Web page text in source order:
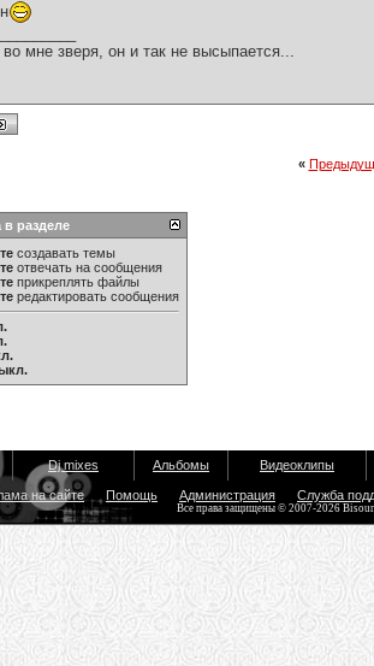
мне зверя, он и так не высыпается...
«
разделе
создавать темы
отвечать на сообщения
прикреплять файлы
редактировать сообщения
Dj mixes Альбомы Видеоклипы
на сайте Помощь Администрация Служба
Все права защищены © 2007-2026